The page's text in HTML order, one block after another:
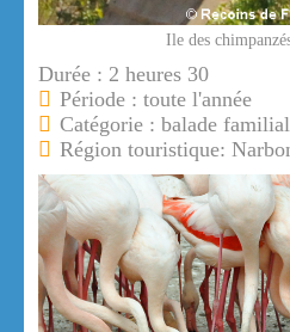
Ile des
Durée : 2 heures 30
Période : toute l'année
Catégorie : balade
Région touristique: